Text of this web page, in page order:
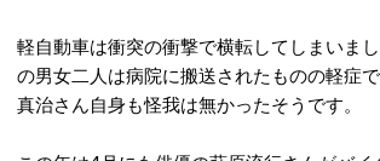
軽自動車は衝突の衝撃で横転してしまいま
の男女二人は病院に搬送されたものの軽症
真治さん自身も怪我は無かったそうです。